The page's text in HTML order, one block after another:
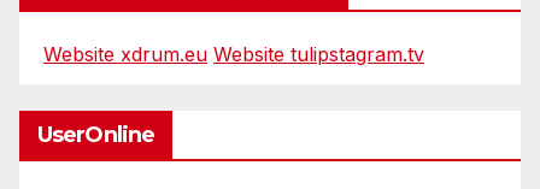
Website xdrum.eu Website tulipstagram.tv
UserOnline